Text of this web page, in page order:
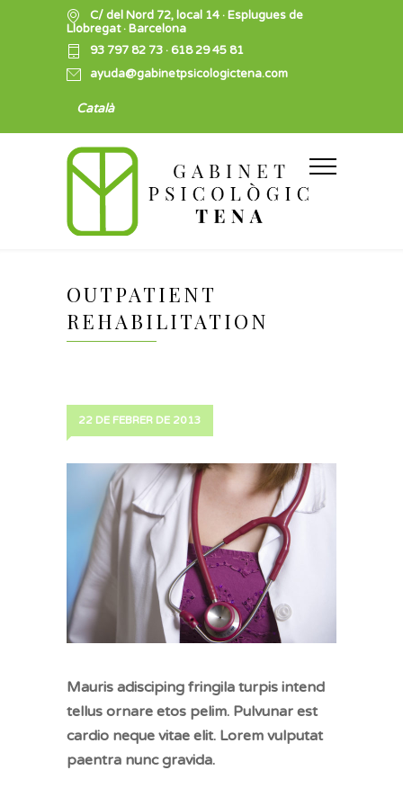
C/ del Nord 72, local 14 · Esplugues de
Llobregat · Barcelona
93 797 82 73 ·618 29 45 81
ayuda@gabinetpsicologictena.com
Català
OUTPATIENT
REHABILITATION
22 DE FEBRER DE 2013
Mauris adisciping fringila turpis intend
tellus ornare etos pelim. Pulvunar est
cardio neque vitae elit. Lorem vulputat
paentra nunc gravida.